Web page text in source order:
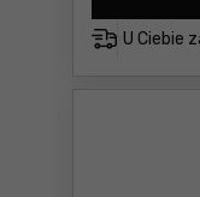
U Ciebie